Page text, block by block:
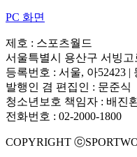
PC 화면
제호 : 스포츠월드
서울특별시 용산구 서빙고
등록번호 : 서울, 아52423 |
발행인 겸 편집인 : 문준식
청소년보호 책임자 : 배진
전화번호 : 02-2000-1800
COPYRIGHT